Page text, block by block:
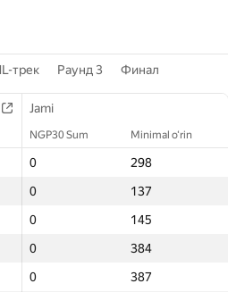
трек Раунд 3 Финал
Jami
NGP30 Sum Minimal o‘rin
0
298
0
137
0
145
0
384
0
387